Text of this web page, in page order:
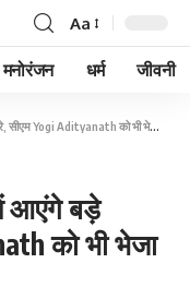
Aa
मनोरंजन धर्म जीवनी
Adityanath को भी भेजा खास न्योता
आएंगे बड़े
को भी भेजा